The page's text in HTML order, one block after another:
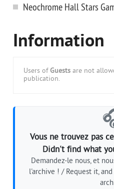
Neochrome Hall Stars
Information
Users of Guests are not
publication.
Vous ne trouvez pas
Didn't find what
Demandez-le nous, et
l'archive ! / Request it,